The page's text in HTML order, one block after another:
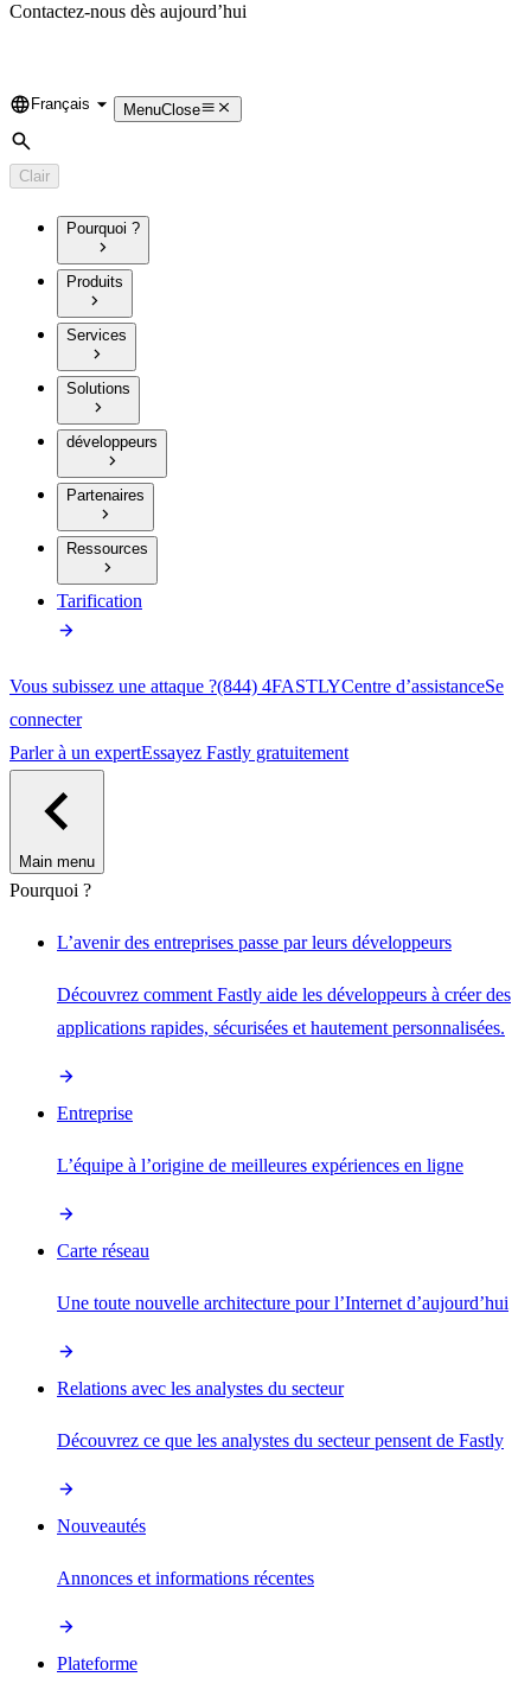
Contactez-nous dès aujourd’hui
Language
Français MenuClose
Rechercher
Clair
Pourquoi ?
Produits
Services
Solutions
développeurs
Partenaires
Ressources
Tarification
Vous subissez une attaque ?(844) 4FASTLYCentre d’assistanceSe
connecter
Parler à un expertEssayez Fastly gratuitement
Main menu
Pourquoi ?
L’avenir des entreprises passe par leurs développeurs
Découvrez comment Fastly aide les développeurs à créer des
applications rapides, sécurisées et hautement personnalisées.
Entreprise
L’équipe à l’origine de meilleures expériences en ligne
Carte réseau
Une toute nouvelle architecture pour l’Internet d’aujourd’hui
Relations avec les analystes du secteur
Découvrez ce que les analystes du secteur pensent de Fastly
Nouveautés
Annonces et informations récentes
Plateforme